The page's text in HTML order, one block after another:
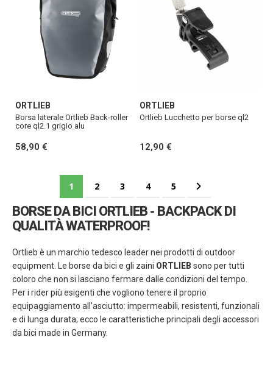
ORTLIEB
Borsa laterale Ortlieb Back-roller
core ql2.1 grigio alu
58,90 €
ORTLIEB
Ortlieb Lucchetto per borse ql2
12,90 €
Attualmente stai leggendo la pagina
1 Pagina
2 Pagina
3 Pagina
4 Pagina
5 Pagina
Successivo
BORSE DA BICI ORTLIEB - BACKPACK DI
QUALITÀ WATERPROOF!
Ortlieb è un marchio tedesco leader nei prodotti di outdoor
equipment. Le borse da bici e gli zaini ORTLIEB sono per tutti
coloro che non si lasciano fermare dalle condizioni del tempo.
Per i rider più esigenti che vogliono tenere il proprio
equipaggiamento all'asciutto: impermeabili, resistenti, funzionali
e di lunga durata; ecco le caratteristiche principali degli accessori
da bici made in Germany.